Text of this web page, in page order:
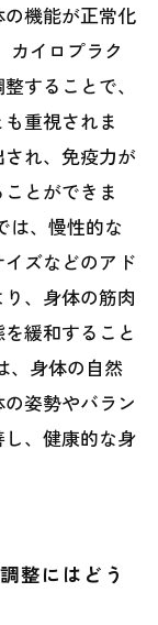
機能が正常化
カイロプラク
することで、
重視されま
れ、免疫力が
とができま
は、慢性的な
ズなどのアド
、身体の筋肉
緩和すること
、身体の自然
姿勢やバラン
、健康的な身
整にはどう